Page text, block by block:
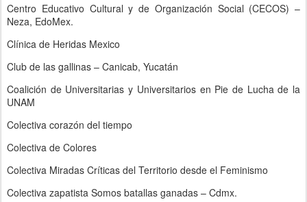
Centro Educativo Cultural y de Organización Social (CECOS) –
Neza, EdoMex.
Clínica de Heridas Mexico
Club de las gallinas – Canicab, Yucatán
Coalición de Universitarias y Universitarios en Pie de Lucha de la
UNAM
Colectiva corazón del tiempo
Colectiva de Colores
Colectiva Miradas Críticas del Territorio desde el Feminismo
Colectiva zapatista Somos batallas ganadas – Cdmx.